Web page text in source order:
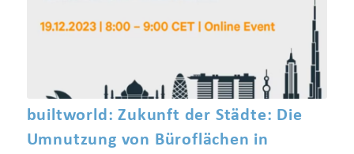
builtworld: Zukunft der Städte: Die
Umnutzung von Büroflächen in